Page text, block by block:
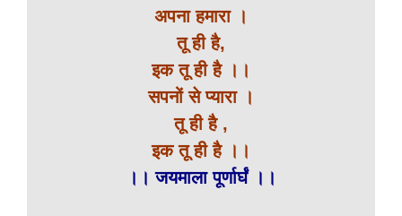
अपना हमारा ।
तू ही है,
इक तू ही है ।।
सपनों से प्यारा ।
तू ही है ,
इक तू ही है ।।
।। जयमाला पूर्णार्घं ।।